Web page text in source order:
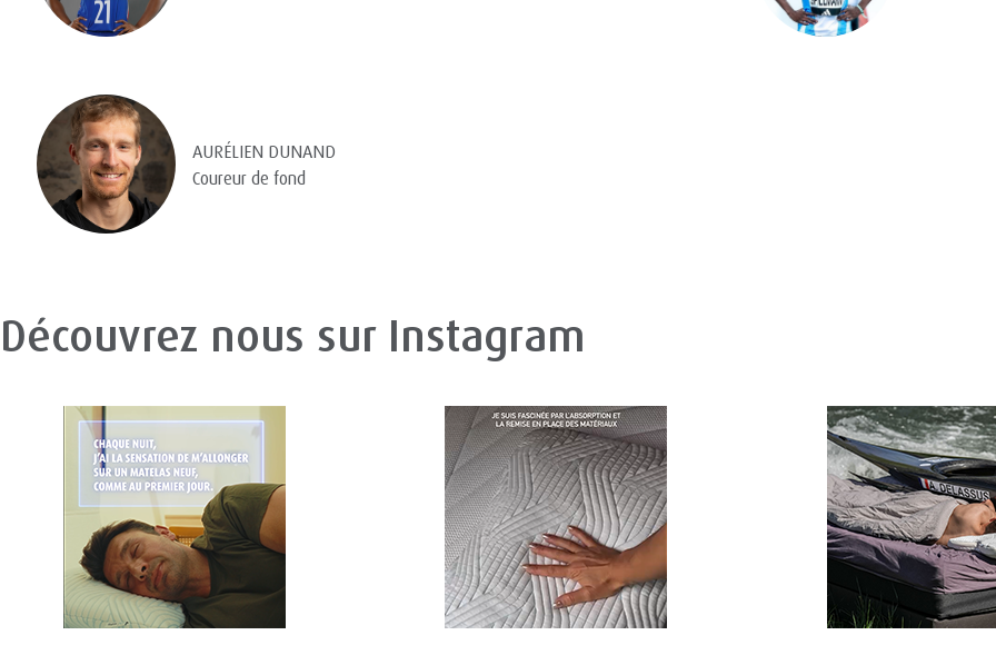
AURÉLIEN DUNAND
Coureur de fond
Découvrez nous sur Instagram